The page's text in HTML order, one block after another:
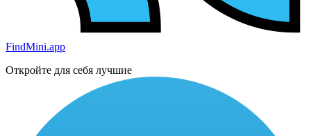
FindMini.app
Откройте для себя лучшие